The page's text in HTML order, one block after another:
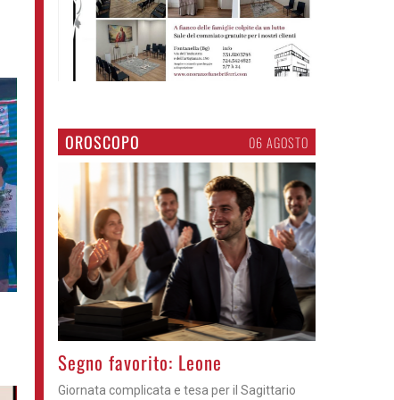
OROSCOPO 06 AGOSTO
>
Segno favorito: Leone
Giornata complicata e tesa per il Sagittario